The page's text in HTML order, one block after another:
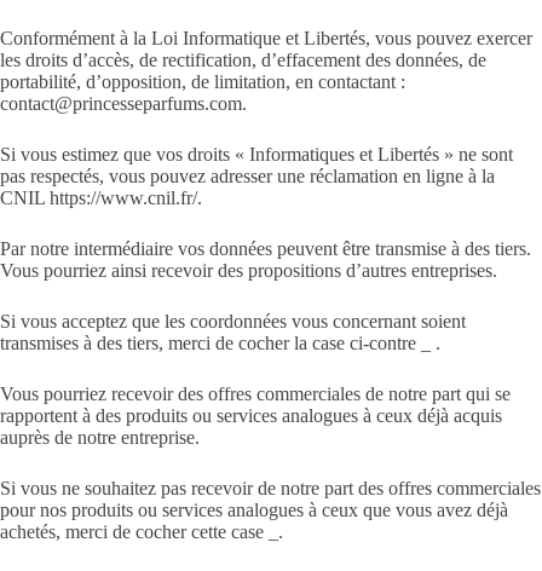
Conformément à la Loi Informatique et Libertés, vous pouvez exercer
les droits d’accès, de rectification, d’effacement des données, de
portabilité, d’opposition, de limitation, en contactant :
contact@princesseparfums.com.
Si vous estimez que vos droits « Informatiques et Libertés » ne sont
pas respectés, vous pouvez adresser une réclamation en ligne à la
CNIL https://www.cnil.fr/.
Par notre intermédiaire vos données peuvent être transmise à des tiers.
Vous pourriez ainsi recevoir des propositions d’autres entreprises.
Si vous acceptez que les coordonnées vous concernant soient
transmises à des tiers, merci de cocher la case ci-contre _ .
Vous pourriez recevoir des offres commerciales de notre part qui se
rapportent à des produits ou services analogues à ceux déjà acquis
auprès de notre entreprise.
Si vous ne souhaitez pas recevoir de notre part des offres commerciales
pour nos produits ou services analogues à ceux que vous avez déjà
achetés, merci de cocher cette case _.